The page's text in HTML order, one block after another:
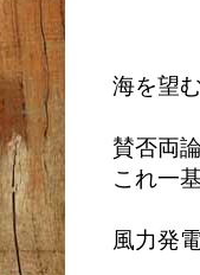
海を望
賛否両
これ一
風力発